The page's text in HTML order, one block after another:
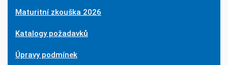
Maturitní zkouška 2026
Katalogy požadavků
Úpravy podmínek